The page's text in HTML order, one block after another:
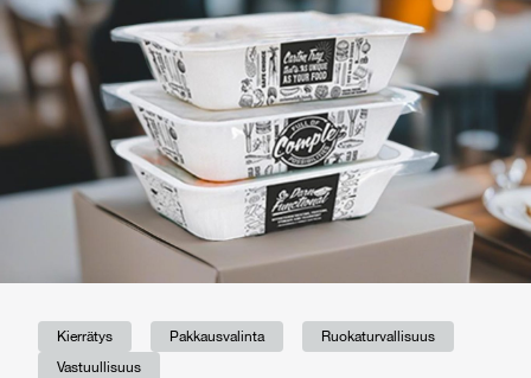
Kierrätys Pakkausvalinta Ruokaturvallisuus
Vastuullisuus